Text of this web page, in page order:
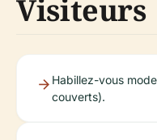
Visiteurs
Habillez-vous
couverts).